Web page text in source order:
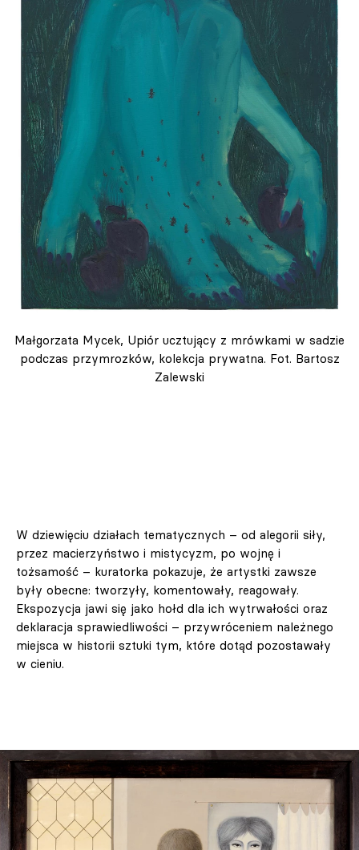
Małgorzata Mycek, Upiór ucztujący z mrówkami w sadzie
podczas przymrozków, kolekcja prywatna. Fot. Bartosz
Zalewski
W dziewięciu działach tematycznych – od alegorii siły,
przez macierzyństwo i mistycyzm, po wojnę i
tożsamość – kuratorka pokazuje, że artystki zawsze
były obecne: tworzyły, komentowały, reagowały.
Ekspozycja jawi się jako hołd dla ich wytrwałości oraz
deklaracja sprawiedliwości – przywróceniem należnego
miejsca w historii sztuki tym, które dotąd pozostawały
w cieniu.